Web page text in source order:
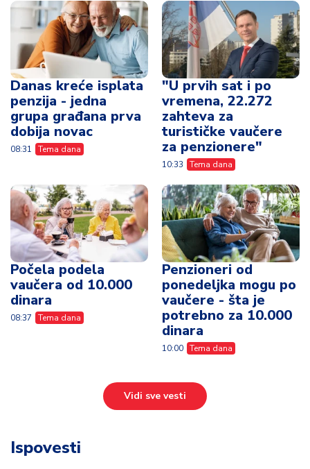
Danas kreće isplata
penzija - jedna
grupa građana prva
dobija novac
08:31 Tema dana
"U prvih sat i po
vremena, 22.272
zahteva za
turističke vaučere
za penzionere"
10:33 Tema dana
Počela podela
vaučera od 10.000
dinara
08:37 Tema dana
Penzioneri od
ponedeljka mogu po
vaučere - šta je
potrebno za 10.000
dinara
10:00 Tema dana
Vidi sve vesti
Ispovesti